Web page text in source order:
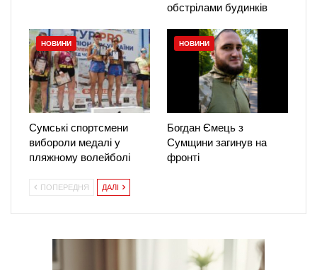
обстрілами будинків
НОВИНИ
Сумські спортсмени
вибороли медалі у
пляжному волейболі
НОВИНИ
Богдан Ємець з
Сумщини загинув на
фронті
ПОПЕРЕДНЯ ДАЛІ